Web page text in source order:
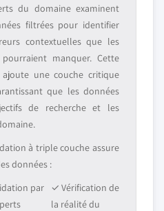
du domaine examinent
filtrées pour identifier
contextuelles que les
manquer. Cette
une couche critique
que les données
de recherche et les
à triple couche assure
données :
par
✓ Vérification de
la réalité du